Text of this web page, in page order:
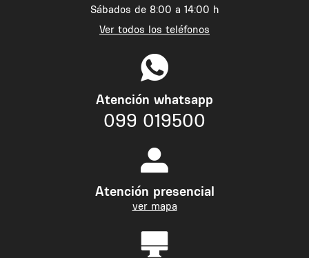
Sábados de 8:00 a 14:00 h
Ver todos los teléfonos
Atención whatsapp
099 019500
Atención presencial
ver mapa